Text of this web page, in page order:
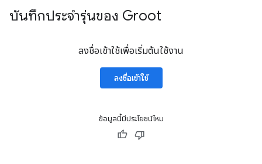
บันทึกประจำรุ่นของ Groot
ลงชื่อเข้าใช้เพื่อเริ่มต้นใช้งาน
ลงชื่อเข้าใช้
ข้อมูลนี้มีประโยชน์ไหม